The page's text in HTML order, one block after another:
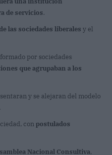
de servicios.
las sociedades liberales y el
por sociedades
que agrupaban a los
y se alejaran del modelo
con postulados
Nacional Consultiva,